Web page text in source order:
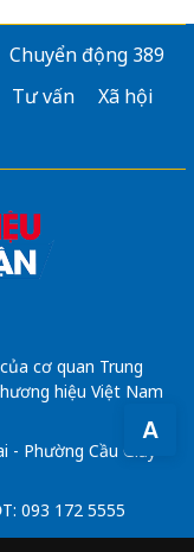
A
Chuyển động 389
Tư vấn
Xã hội
cơ quan Trung
hiệu Việt Nam
Phường Cầu Giấy -
093 172 5555